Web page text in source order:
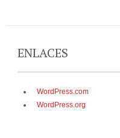
ENLACES
WordPress.com
WordPress.org